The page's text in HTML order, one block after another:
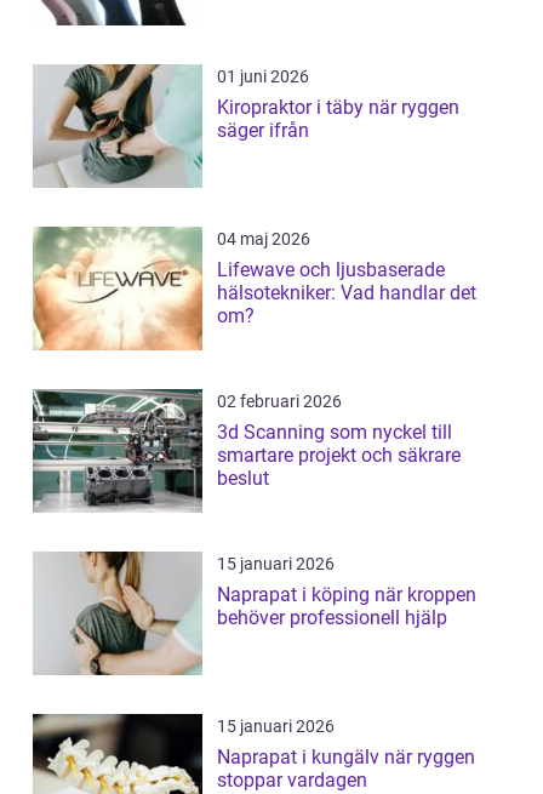
01 juni 2026
Kiropraktor i täby när ryggen
säger ifrån
04 maj 2026
Lifewave och ljusbaserade
hälsotekniker: Vad handlar det
om?
02 februari 2026
3d Scanning som nyckel till
smartare projekt och säkrare
beslut
15 januari 2026
Naprapat i köping när kroppen
behöver professionell hjälp
15 januari 2026
Naprapat i kungälv när ryggen
stoppar vardagen